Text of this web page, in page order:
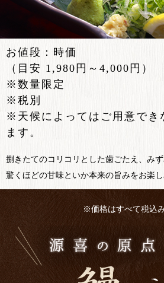
お値段：時価
（目安 1,980円～4,000円）
※数量限定
※税別
※天候によってはご用意でき
ます。
捌きたてのコリコリとした歯ごたえ、みず
驚くほどの甘味といか本来の旨みをお楽し
※価格はすべて税込